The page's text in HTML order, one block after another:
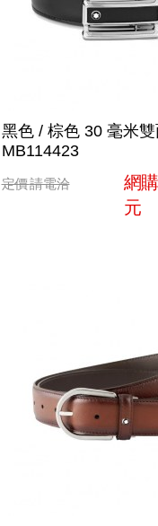
黑色 / 棕色 30 毫米
MB114423
定價請電洽 網購
元